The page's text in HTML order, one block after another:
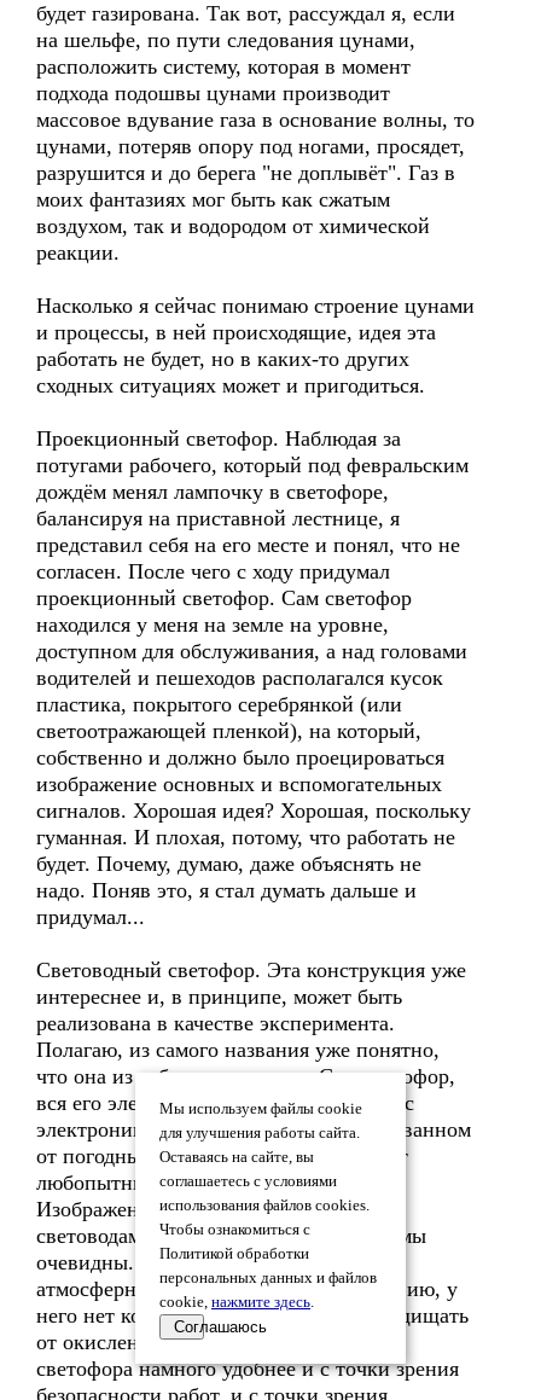
будет газирована. Так вот, рассуждал я, если
на шельфе, по пути следования цунами,
расположить систему, которая в момент
подхода подошвы цунами производит
массовое вдувание газа в основание волны, то
цунами, потеряв опору под ногами, просядет,
разрушится и до берега "не доплывёт". Газ в
моих фантазиях мог быть как сжатым
воздухом, так и водородом от химической
реакции.
Насколько я сейчас понимаю строение цунами
и процессы, в ней происходящие, идея эта
работать не будет, но в каких-то других
сходных ситуациях может и пригодиться.
Проекционный светофор. Наблюдая за
потугами рабочего, который под февральским
дождём менял лампочку в светофоре,
балансируя на приставной лестнице, я
представил себя на его месте и понял, что не
согласен. После чего с ходу придумал
проекционный светофор. Сам светофор
находился у меня на земле на уровне,
доступном для обслуживания, а над головами
водителей и пешеходов располагался кусок
пластика, покрытого серебрянкой (или
светоотражающей пленкой), на который,
собственно и должно было проецироваться
изображение основных и вспомогательных
сигналов. Хорошая идея? Хорошая, поскольку
гуманная. И плохая, потому, что работать не
будет. Почему, думаю, даже объяснять не
надо. Поняв это, я стал думать дальше и
придумал...
Световодный светофор. Эта конструкция уже
интереснее и, в принципе, может быть
реализована в качестве эксперимента.
Полагаю, из самого названия уже понятно,
что она из себя представляет. Сам светофор,
вся его электросиловая часть и оптика с
электроникой, расположены в изолированном
от погодных условий и защищённом от
любопытных граждан помещении.
Изображение "на места" подаётся
световодами. Преимущества такой схемы
очевидны. Световод не подвержен
атмосферно-климатическому воздействию, у
него нет контактов, которые нужно защищать
от окисления. Обслуживание такого
светофора намного удобнее и с точки зрения
безопасности работ, и с точки зрения
Мы используем файлы cookie
для улучшения работы сайта.
Оставаясь на сайте, вы
соглашаетесь с условиями
использования файлов cookies.
Чтобы ознакомиться с
Политикой обработки
персональных данных и файлов
cookie, нажмите здесь.
Соглашаюсь